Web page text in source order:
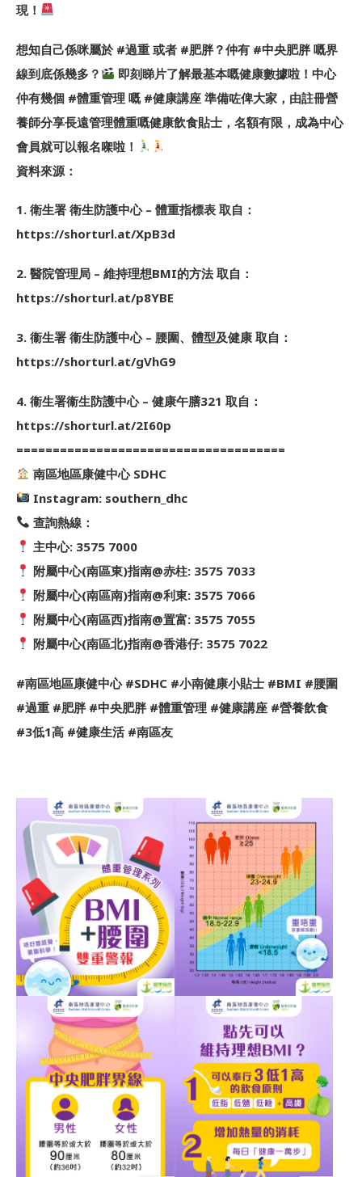
現！
想知自己係咪屬於 #過重 或者 #肥胖？仲有 #中央肥胖 嘅界
線到底係幾多？
即刻睇片了解最基本嘅健康數據啦！中心
仲有幾個 #體重管理 嘅 #健康講座 準備咗俾大家，由註冊營
養師分享長遠管理體重嘅健康飲食貼士，名額有限，成為中心
會員就可以報名㗎啦！
資料來源：
1. 衛生署 衛生防護中心 – 體重指標表 取自：
https://shorturl.at/XpB3d
2. 醫院管理局 – 維持理想BMI的方法 取自：
https://shorturl.at/p8YBE
3. 衞生署 衞生防護中心 – 腰圍、體型及健康 取自：
https://shorturl.at/gVhG9
4. 衞生署衞生防護中心 – 健康午膳321 取自：
https://shorturl.at/2I60p
=====================================
南區地區康健中心 SDHC
Instagram: southern_dhc
查詢熱線：
主中心: 3575 7000
附屬中心(南區東)指南@赤柱: 3575 7033
附屬中心(南區南)指南@利東: 3575 7066
附屬中心(南區西)指南@置富: 3575 7055
附屬中心(南區北)指南@香港仔: 3575 7022
#南區地區康健中心 #SDHC #小南健康小貼士 #BMI #腰圍
#過重 #肥胖 #中央肥胖 #體重管理 #健康講座 #營養飲食
#3低1高 #健康生活 #南區友